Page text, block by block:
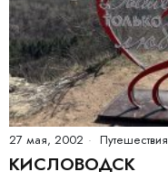
27 мая, 2002 Путешествия
КИСЛОВОДСК